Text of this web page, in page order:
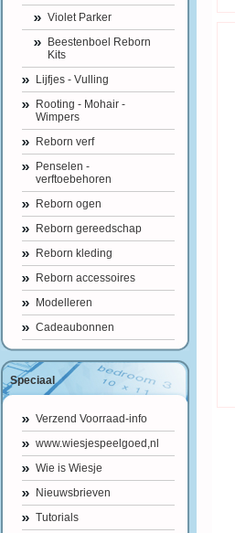
Violet Parker
Beestenboel Reborn
Kits
Lijfjes - Vulling
Rooting - Mohair -
Wimpers
Reborn verf
Penselen -
verftoebehoren
Reborn ogen
Reborn gereedschap
Reborn kleding
Reborn accessoires
Modelleren
Cadeaubonnen
Speciaal
Verzend Voorraad-info
www.wiesjespeelgoed,nl
Wie is Wiesje
Nieuwsbrieven
Tutorials